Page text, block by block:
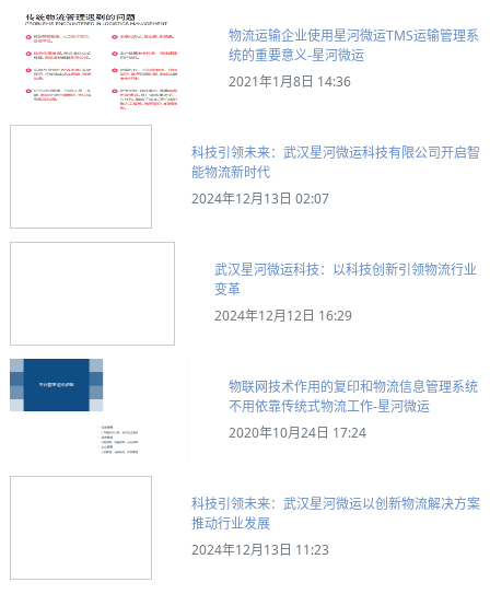
物流运输企业使用星河微运TMS运输管理系
统的重要意义-星河微运
2021年1月8日 14:36
科技引领未来：武汉星河微运科技有限公司开启智
能物流新时代
2024年12月13日 02:07
武汉星河微运科技：以科技创新引领物流行业
变革
2024年12月12日 16:29
物联网技术作用的复印和物流信息管理系统
不用依靠传统式物流工作-星河微运
2020年10月24日 17:24
科技引领未来：武汉星河微运以创新物流解决方案
推动行业发展
2024年12月13日 11:23